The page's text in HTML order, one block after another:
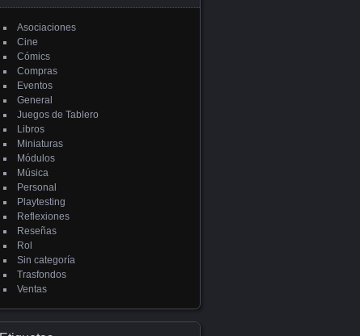
Asociaciones
Cine
Cómics
Compras
Eventos
General
Juegos de Tablero
Libros
Miniaturas
Módulos
Música
Personal
Playtesting
Reflexiones
Reseñas
Rol
Sin categoría
Trasfondos
Ventas